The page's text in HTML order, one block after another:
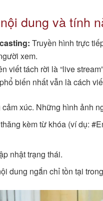
dung và tính
Truyền hình trực
xem.
viết tách rời là “live
biến nhất vẫn là cách
xúc. Những hình ảnh
kèm từ khóa (ví dụ:
nhật trạng thái.
dung ngắn chỉ tồn tại